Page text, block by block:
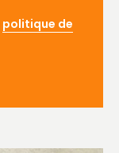
politique de